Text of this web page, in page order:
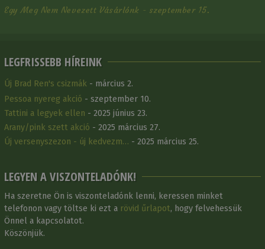
Egy Meg Nem Nevezett Vásárlónk - szeptember 15.
LEGFRISSEBB HÍREINK
Új Brad Ren's csizmák - március 2.
Pessoa nyereg akció - szeptember 10.
Tattini a legyek ellen - 2025 június 23.
Arany/pink szett akció - 2025 március 27.
Új versenyszezon - új kedvezm… - 2025 március 25.
LEGYEN A VISZONTELADÓNK!
Ha szeretne Ön is viszonteladónk lenni, keressen minket
telefonon vagy töltse ki ezt a rövid űrlapot, hogy felvehessük
Önnel a kapcsolatot.
Köszönjük.